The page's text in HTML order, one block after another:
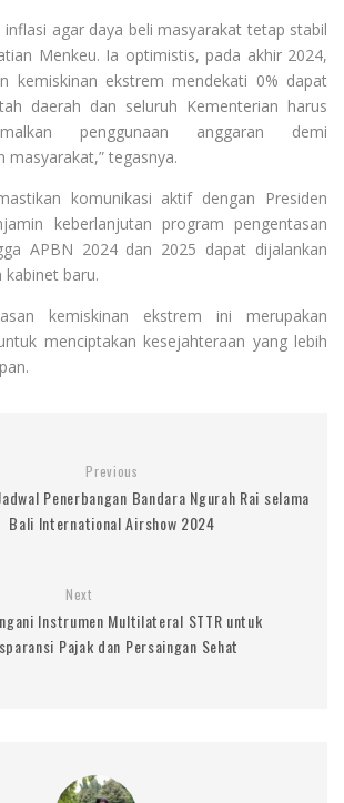
inflasi agar daya beli masyarakat tetap stabil
Menkeu. Ia optimistis, pada akhir 2024,
kemiskinan ekstrem mendekati 0% dapat
daerah dan seluruh Kementerian harus
penggunaan anggaran demi
masyarakat,” tegasnya.
komunikasi aktif dengan Presiden
keberlanjutan program pengentasan
APBN 2024 dan 2025 dapat dijalankan
baru.
kemiskinan ekstrem ini merupakan
menciptakan kesejahteraan yang lebih
Previous
Penerbangan Bandara Ngurah Rai selama
Bali International Airshow 2024
Next
Instrumen Multilateral STTR untuk
Pajak dan Persaingan Sehat